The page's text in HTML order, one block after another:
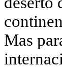
Mas